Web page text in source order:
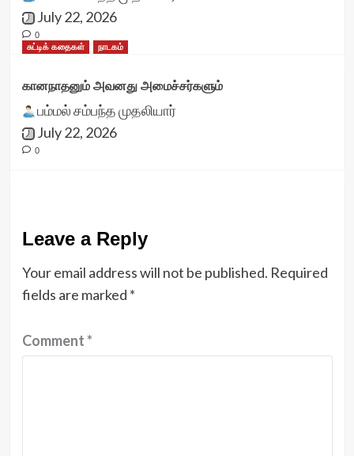
July 22, 2026
0
சுட்டிக் கதைகள்
நாடகம்
கானநாதனும் அவனது அமைச்சர்களும்
பம்மல் சம்பந்த முதலியார்
July 22, 2026
0
Leave a Reply
Your email address will not be published. Required
fields are marked *
Comment*